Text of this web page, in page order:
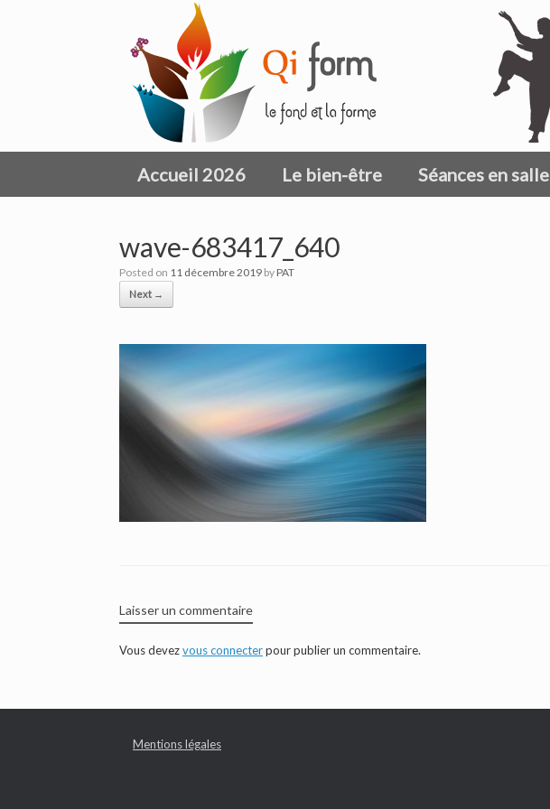
Accueil 2026 Le bien-être Séances en salle
wave-683417_640
Posted on 11 décembre 2019 by PAT
Next →
Laisser un commentaire
Vous devezvous connecterpour publier un commentaire.
Mentions légales